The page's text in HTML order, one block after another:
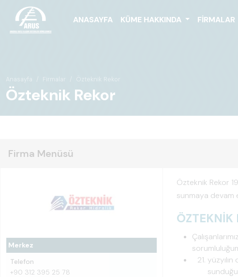
ANASAYFA KÜME HAKKINDA FIRMALAR
Anasayfa Firmalar Özteknik Rekor
Özteknik Rekor
Firma Menüsü
Merkez
Telefon
+90 312 395 25 78
Özteknik Rekor
sunmaya devam
ÖZTEKNİK